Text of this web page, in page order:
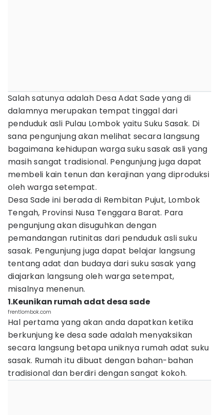
Salah satunya adalah Desa Adat Sade yang di
dalamnya merupakan tempat tinggal dari
penduduk asli Pulau Lombok yaitu Suku Sasak. Di
sana pengunjung akan melihat secara langsung
bagaimana kehidupan warga suku sasak asli yang
masih sangat tradisional. Pengunjung juga dapat
membeli kain tenun dan kerajinan yang diproduksi
oleh warga setempat.
Desa Sade ini berada di Rembitan Pujut, Lombok
Tengah, Provinsi Nusa Tenggara Barat. Para
pengunjung akan disuguhkan dengan
pemandangan rutinitas dari penduduk asli suku
sasak. Pengunjung juga dapat belajar langsung
tentang adat dan budaya dari suku sasak yang
diajarkan langsung oleh warga setempat,
misalnya menenun.
1.Keunikan rumah adat desa sade
frentlombok.com
Hal pertama yang akan anda dapatkan ketika
berkunjung ke desa sade adalah menyaksikan
secara langsung betapa uniknya rumah adat suku
sasak. Rumah itu dibuat dengan bahan-bahan
tradisional dan berdiri dengan sangat kokoh.